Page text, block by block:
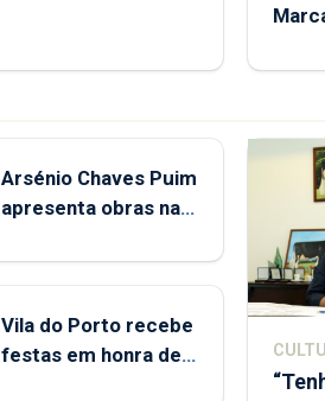
Arsénio Chaves Puim
apresenta obras na
Porto
Vila do Porto recebe
festas em honra de